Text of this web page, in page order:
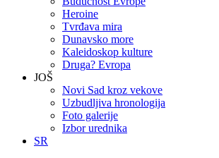
Heroine
Tvrđava mira
Dunavsko more
Kaleidoskop kulture
Druga? Evropa
JOŠ
Novi Sad kroz vekove
Uzbudljiva hronologija
Foto galerije
Izbor urednika
SR